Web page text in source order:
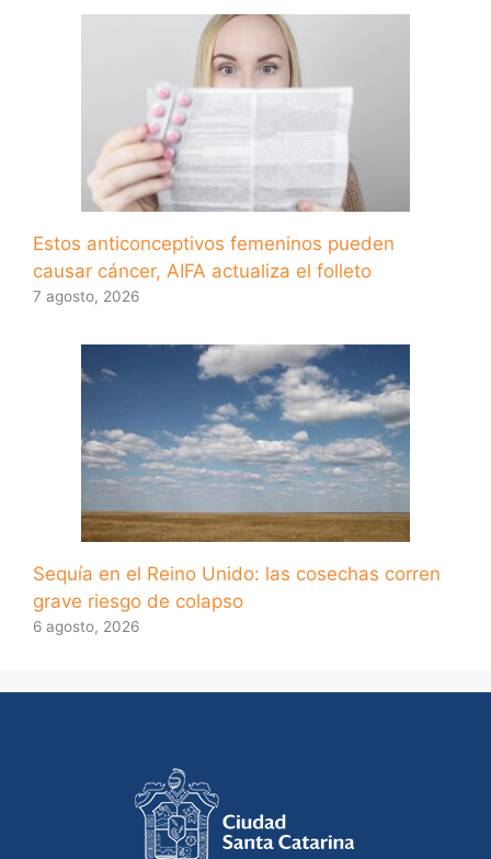
Estos anticonceptivos femeninos pueden
causar cáncer, AIFA actualiza el folleto
7 agosto, 2026
Sequía en el Reino Unido: las cosechas corren
grave riesgo de colapso
6 agosto, 2026